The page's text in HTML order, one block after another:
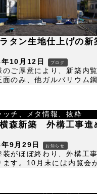
タン生地仕上げの
10月12日 ブログ
のご厚意により、新築内
面のみ、他ガルバリウム
ッチ、メタ情報、抜粋
森新築 外構工事進
9月29日 お知らせ
装がほぼ終わり、外構工
ます。10月末には内覧